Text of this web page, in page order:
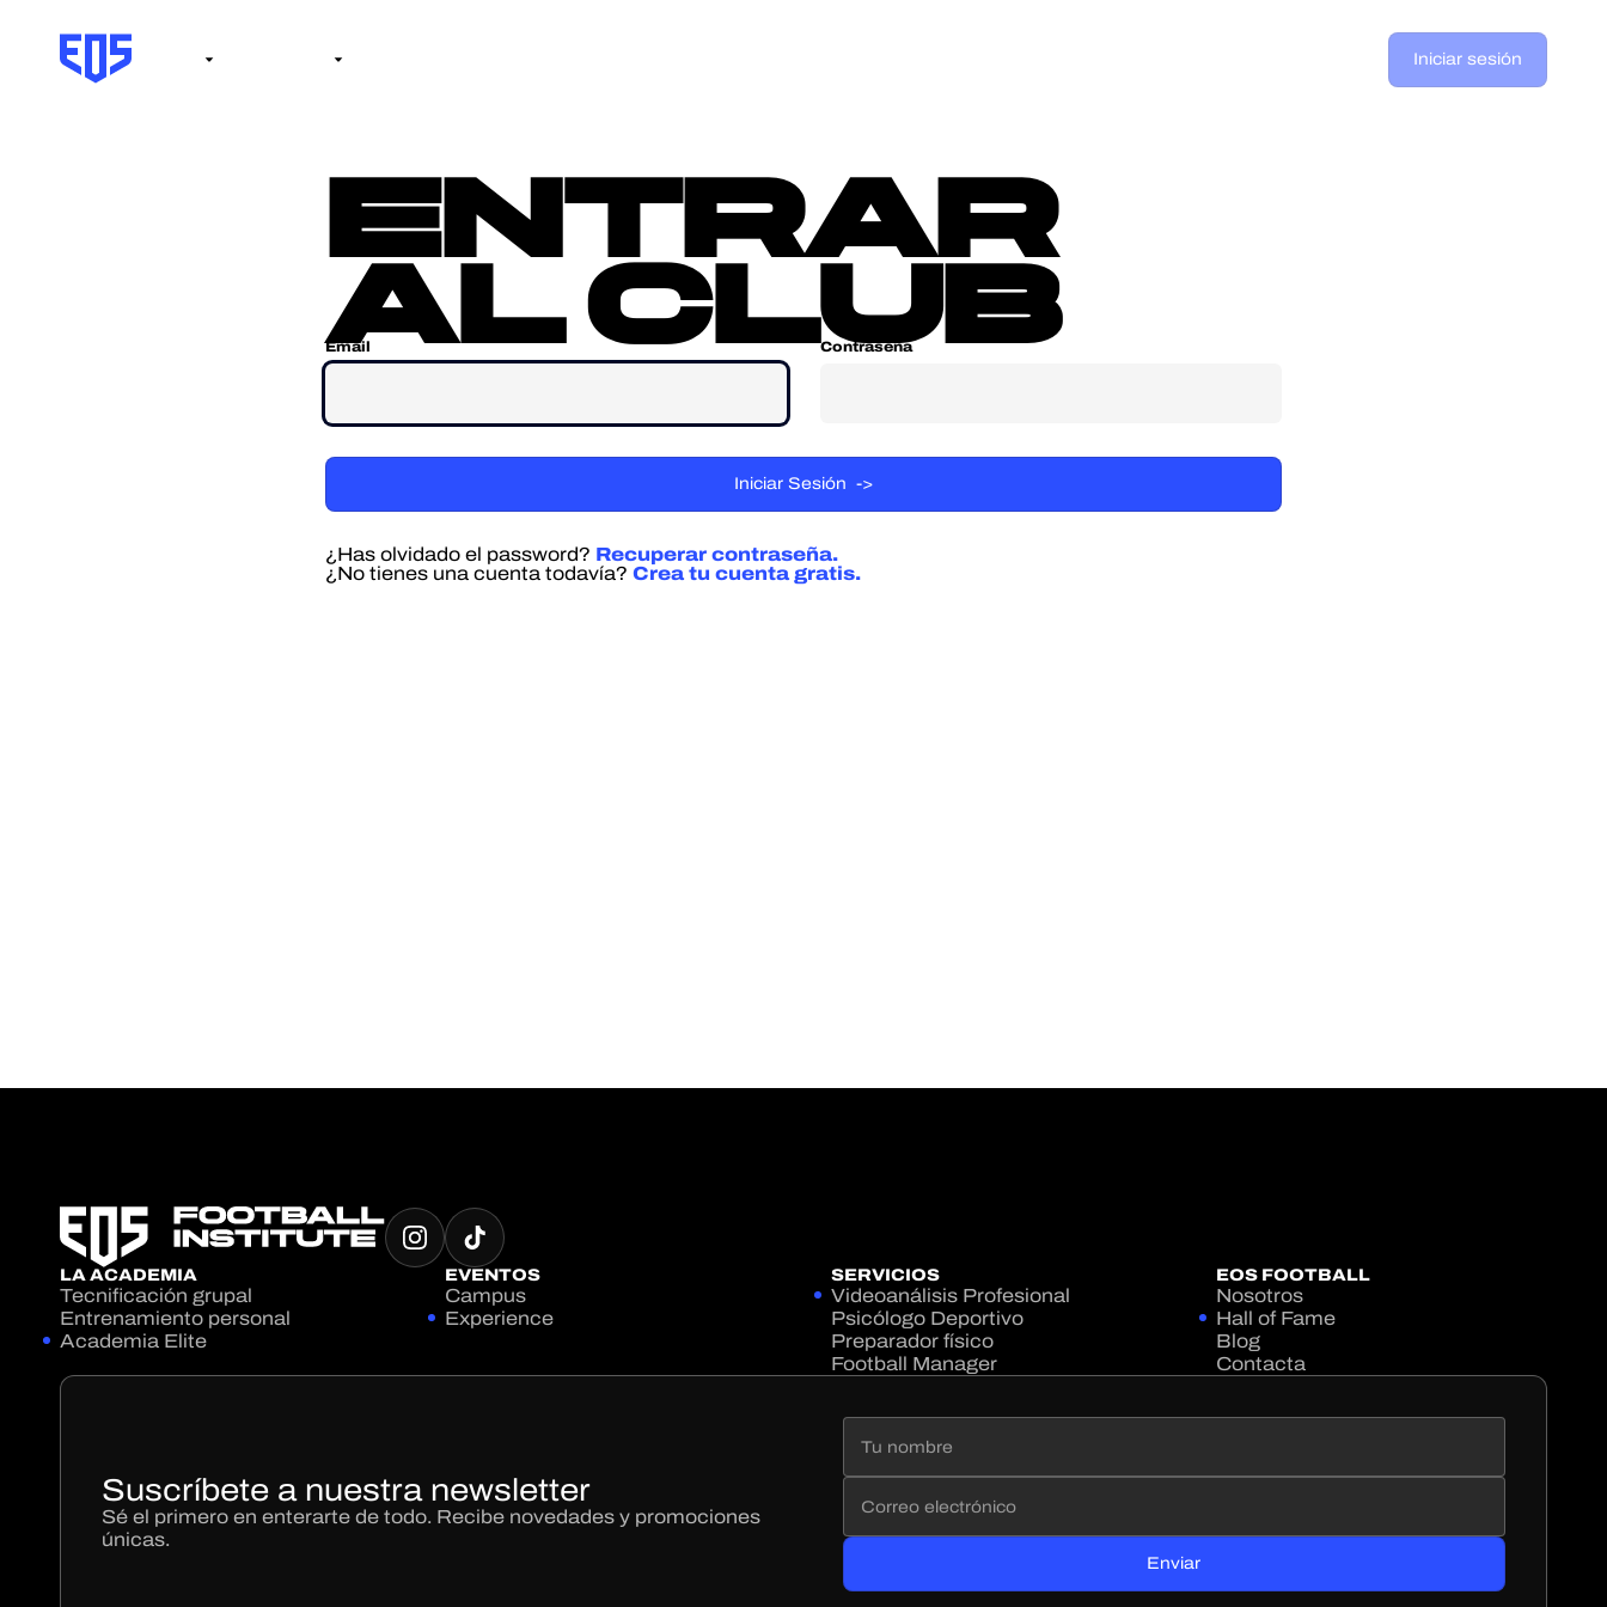
Iniciar sesión
entrar
al club
Email Contraseña
¿Has olvidado el password? Recuperar contraseña.
¿No tienes una cuenta todavía? Crea tu cuenta gratis.
LA ACADEMIA
Tecnificación grupal
Entrenamiento personal
Academia Elite
EVENTOS
Campus
Experience
SERVICIOS
Videoanálisis Profesional
Psicólogo Deportivo
Preparador físico
Football Manager
EOS FOOTBALL
Nosotros
Hall of Fame
Blog
Contacta
Suscríbete a nuestra newsletter
Sé el primero en enterarte de todo. Recibe novedades y promociones
únicas.